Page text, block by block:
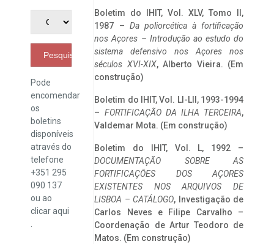
Pesquisar
Pode
encomendar
os
boletins
disponíveis
através do
telefone
+351 295
090 137
ou ao
clicaraqui
Boletim do IHIT, Vol. XLV, Tomo II,
1987 – Da poliorcética à fortificação
nos Açores – Introdução ao estudo do
sistema defensivo nos Açores nos
séculos XVI-XIX, Alberto Vieira. (Em
construção)
Boletim do IHIT, Vol. LI-LII, 1993-1994
– FORTIFICAÇÃO DA ILHA TERCEIRA,
Valdemar Mota. (Em construção)
Boletim do IHIT, Vol. L, 1992 –
DOCUMENTAÇÃO SOBRE AS
FORTIFICAÇÕES DOS AÇORES
EXISTENTES NOS ARQUIVOS DE
LISBOA – CATÁLOGO, Investigação de
Carlos Neves e Filipe Carvalho –
Coordenação de Artur Teodoro de
Matos. (Em construção)